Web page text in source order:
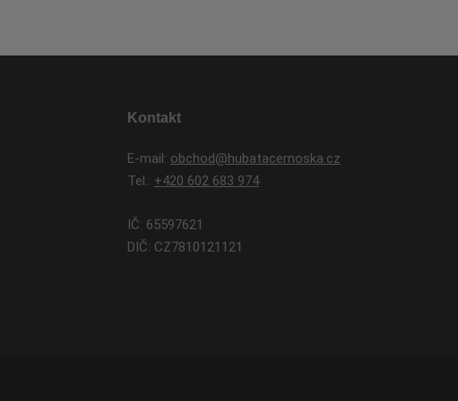
Kontakt
E-mail: obchod@hubatacernoska.cz
Tel.: +420 602 683 974
IČ: 65597621
DIČ: CZ7810121121